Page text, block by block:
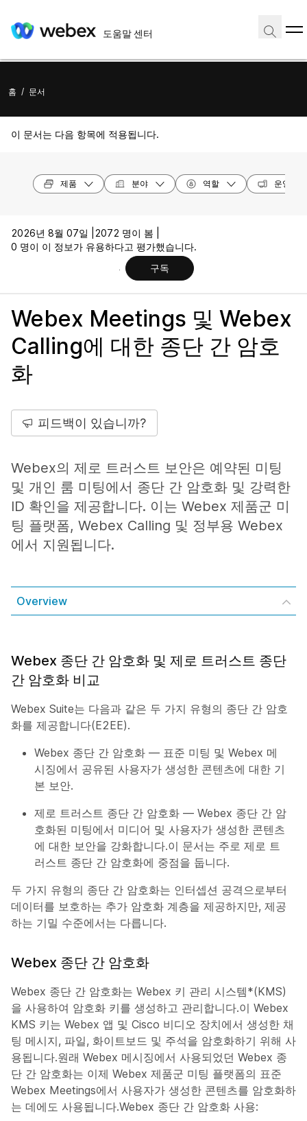
도움말 센터
홈 / 문서
이 문서는 다음 항목에 적용됩니다.
제품 분야 역할 운영 체
2026년 8월 07일 |
2072 명이 봄 |
0 명이 이 정보가 유용하다고 평가했습니다.
구독
Webex Meetings 및 Webex
Calling에 대한 종단 간 암호
화
피드백이 있습니까?
Webex의 제로 트러스트 보안은 예약된 미팅
및 개인 룸 미팅에서 종단 간 암호화 및 강력한
ID 확인을 제공합니다. 이는 Webex 제품군 미
팅 플랫폼, Webex Calling 및 정부용 Webex
에서 지원됩니다.
Overview
Webex 종단 간 암호화 및 제로 트러스트 종단
간 암호화 비교
Webex Suite는 다음과 같은 두 가지 유형의 종단 간 암호
화를 제공합니다(E2EE).
Webex 종단 간 암호화 — 표준 미팅 및 Webex 메
시징에서 공유된 사용자가 생성한 콘텐츠에 대한 기
본 보안.
제로 트러스트 종단 간 암호화 — Webex 종단 간 암
호화된 미팅에서 미디어 및 사용자가 생성한 콘텐츠
에 대한 보안을 강화합니다.이 문서는 주로 제로 트
러스트 종단 간 암호화에 중점을 둡니다.
두 가지 유형의 종단 간 암호화는 인터셉션 공격으로부터
데이터를 보호하는 추가 암호화 계층을 제공하지만, 제공
하는 기밀 수준에서는 다릅니다.
Webex 종단 간 암호화
Webex 종단 간 암호화는 Webex 키 관리 시스템*(KMS)
을 사용하여 암호화 키를 생성하고 관리합니다.이 Webex
KMS 키는 Webex 앱 및 Cisco 비디오 장치에서 생성한 채
팅 메시지, 파일, 화이트보드 및 주석을 암호화하기 위해 사
용됩니다.원래 Webex 메시징에서 사용되었던 Webex 종
단 간 암호화는 이제 Webex 제품군 미팅 플랫폼의 표준
Webex Meetings에서 사용자가 생성한 콘텐츠를 암호화하
는 데에도 사용됩니다.Webex 종단 간 암호화 사용: